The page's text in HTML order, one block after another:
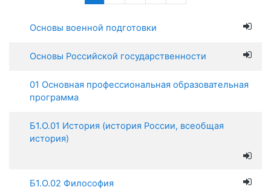
Основы военной подготовки
Основы Российской государственности
01 Основная профессиональная образовательная
программа
Б1.О.01 История (история России, всеобщая
история)
Б1.О.02 Философия